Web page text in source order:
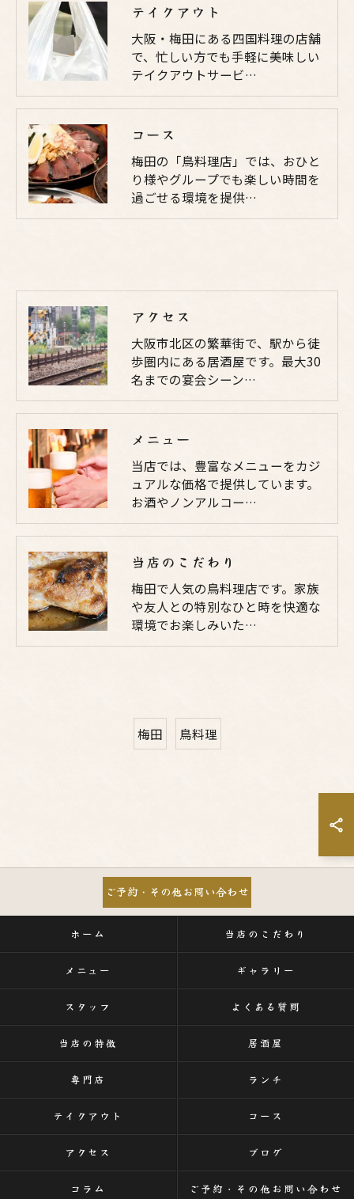
テイクアウト
大阪・梅田にある四国料理の店舗
で、忙しい方でも手軽に美味しい
テイクアウトサービ…
コース
梅田の「鳥料理店」では、おひと
り様やグループでも楽しい時間を
過ごせる環境を提供…
アクセス
大阪市北区の繁華街で、駅から徒
歩圏内にある居酒屋です。最大30
名までの宴会シーン…
メニュー
当店では、豊富なメニューをカジ
ュアルな価格で提供しています。
お酒やノンアルコー…
当店のこだわり
梅田で人気の鳥料理店です。家族
や友人との特別なひと時を快適な
環境でお楽しみいた…
梅田 鳥料理
ご予約・その他お問い合わせ
ホーム 当店のこだわり
メニュー ギャラリー
スタッフ よくある質問
当店の特徴 居酒屋
専門店 ランチ
テイクアウト コース
アクセス ブログ
コラム ご予約・その他お問い合わせ